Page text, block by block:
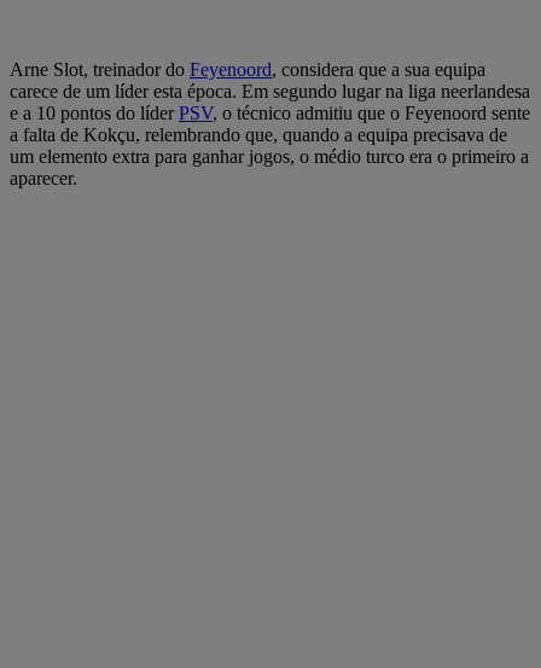
Arne Slot, treinador do Feyenoord, considera que a sua equipa
carece de um líder esta época. Em segundo lugar na liga neerlandesa
e a 10 pontos do líderPSV, o técnico admitiu que o Feyenoord sente
a falta de Kokçu, relembrando que, quando a equipa precisava de
um elemento extra para ganhar jogos, o médio turco era o primeiro a
aparecer.